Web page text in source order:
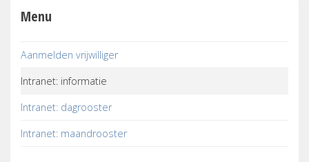
Menu
Aanmelden vrijwilliger
Intranet: informatie
Intranet: dagrooster
Intranet: maandrooster